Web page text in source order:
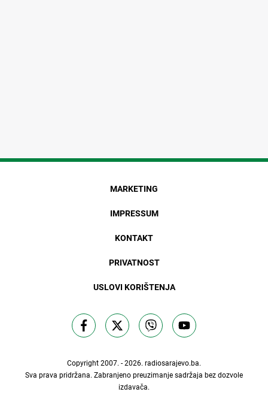
MARKETING
IMPRESSUM
KONTAKT
PRIVATNOST
USLOVI KORIŠTENJA
Copyright 2007. - 2026. radiosarajevo.ba.
Sva prava pridržana. Zabranjeno preuzimanje sadržaja bez dozvole
izdavača.